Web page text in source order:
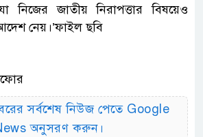
নিজের জাতীয় নিরাপত্তার বিষয়েও
নেয়।’ফাইল ছবি
সর্বশেষ নিউজ পেতে Google
অনুসরণ করুন।